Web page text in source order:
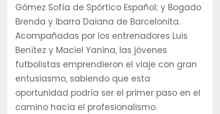
Gómez Sofía de Spórtico Español; y Bogado
Brenda y Ibarra Daiana de Barcelonita.
Acompañadas por los entrenadores Luis
Benítez y Maciel Yanina, las jóvenes
futbolistas emprendieron el viaje con gran
entusiasmo, sabiendo que esta
oportunidad podría ser el primer paso en el
camino hacia el profesionalismo.